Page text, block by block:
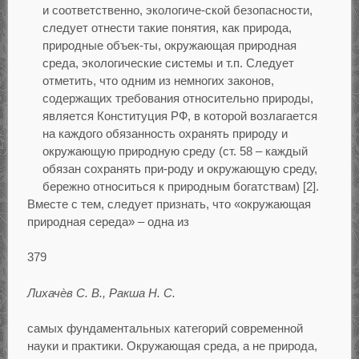
и соответственно, экологиче-ской безопасности,
следует отнести такие понятия, как природа,
природные объек-ты, окружающая природная
среда, экологические системы и т.п. Следует
отметить, что одним из немногих законов,
содержащих требования относительно природы,
является Конституция РФ, в которой возлагается
на каждого обязанность охранять природу и
окружающую природную среду (ст. 58 – каждый
обязан сохранять при-роду и окружающую среду,
бережно относиться к природным богатствам) [2].
Вместе с тем, следует признать, что «окружающая
природная середа» – одна из
379
Лихачѐв С. В., Ракша Н. С.
самых фундаментальных категорий современной
науки и практики. Окружающая среда, а не природа,